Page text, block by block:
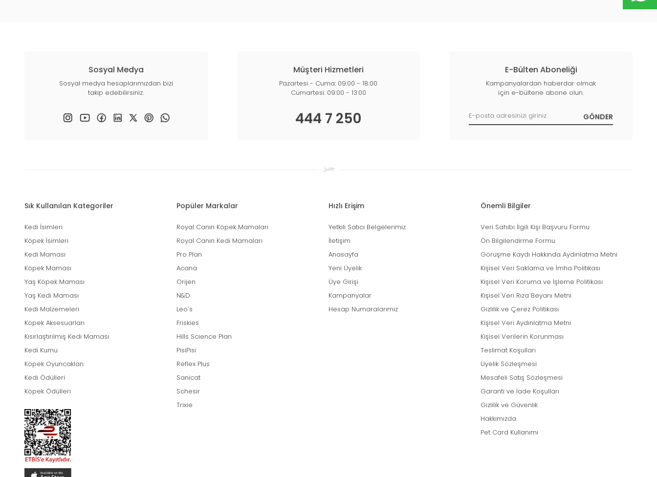
Sosyal Medya
Sosyal medya hesaplarımızdan bizi
takip edebilirsiniz.
Müşteri Hizmetleri
Pazartesi - Cuma: 09:00 - 18:00
Cumartesi: 09:00 - 13:00
444 7 250
E-Bülten Aboneliği
Kampanyalardan haberdar olmak
için e-bültene abone olun.
Sık Kullanılan Kategoriler
Kedi İsimleri
Köpek İsimleri
Kedi Maması
Köpek Maması
Yaş Köpek Maması
Yaş Kedi Maması
Kedi Malzemeleri
Köpek Aksesuarları
Kısırlaştırılmış Kedi Maması
Kedi Kumu
Köpek Oyuncakları
Kedi Ödülleri
Köpek Ödülleri
Popüler Markalar
Royal Canin Köpek Mamaları
Royal Canin Kedi Mamaları
Pro Plan
Acana
Orijen
N&D
Leo's
Friskies
Hills Science Plan
PisiPisi
Reflex Plus
Sanicat
Schesir
Trixie
Hızlı Erişim
Yetkili Satıcı Belgelerimiz
İletişim
Anasayfa
Yeni Üyelik
Üye Girişi
Kampanyalar
Hesap Numaralarımız
Önemli Bilgiler
Veri Sahibi İlgili Kişi Başvuru Formu
Ön Bilgilendirme Formu
Görüşme Kaydı Hakkında Aydınlatma Metni
Kişisel Veri Saklama ve İmha Politikası
Kişisel Veri Koruma ve İşleme Politikası
Kişisel Veri Rıza Beyanı Metni
Gizlilik ve Çerez Politikası
Kişisel Veri Aydınlatma Metni
Kişisel Verilerin Korunması
Teslimat Koşulları
Üyelik Sözleşmesi
Mesafeli Satış Sözleşmesi
Garanti ve İade Koşulları
Gizlilik ve Güvenlik
Hakkımızda
Pet Card Kullanımı